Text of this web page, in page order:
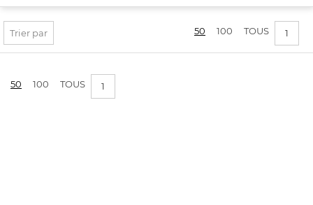
FILTRER PAR
Trier par 50 100 TOUS 1
50 100 TOUS 1